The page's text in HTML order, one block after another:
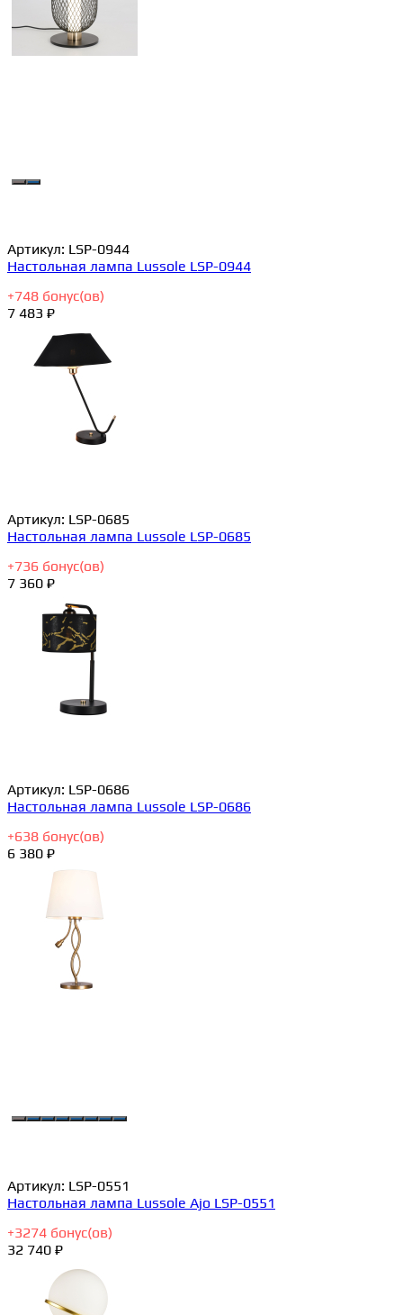
Артикул: LSP-0944
Настольная лампа Lussole LSP-0944
+748 бонус(ов)
7 483 ₽
Артикул: LSP-0685
Настольная лампа Lussole LSP-0685
+736 бонус(ов)
7 360 ₽
Артикул: LSP-0686
Настольная лампа Lussole LSP-0686
+638 бонус(ов)
6 380 ₽
Артикул: LSP-0551
Настольная лампа Lussole Ajo LSP-0551
+3274 бонус(ов)
32 740 ₽